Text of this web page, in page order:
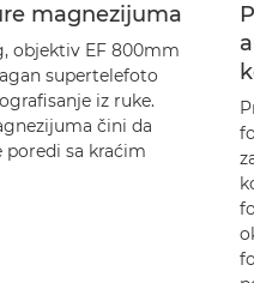
magnezijuma
objektiv EF 800mm
supertelefoto
iz ruke.
čini da
poredi sa kraćim